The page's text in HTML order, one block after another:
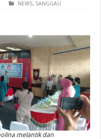
NEWS, SANGGAU
melantik dan